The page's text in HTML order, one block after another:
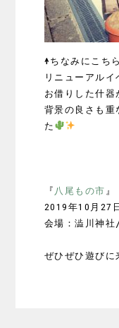
↑ちなみにこち
リニューアル
お借りした什器
背景の良さも重
た
『 八尾もの市 』
2019年10月27
会場：澁川神